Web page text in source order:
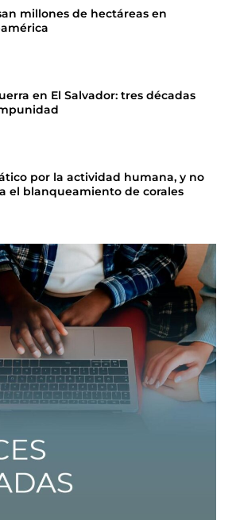
millones de hectáreas en
en El Salvador: tres décadas
por la actividad humana, y no
el blanqueamiento de corales